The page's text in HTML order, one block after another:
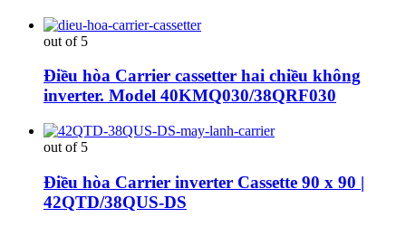
out of 5
Điều hòa Carrier cassetter hai chiều không
inverter. Model 40KMQ030/38QRF030
out of 5
Điều hòa Carrier inverter Cassette 90 x 90 |
42QTD/38QUS-DS